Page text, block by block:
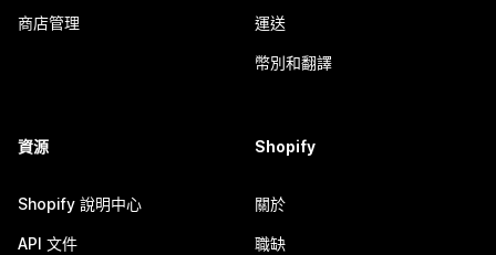
商店管理 運送
幣別和翻譯
資源
Shopify 說明中心
API 文件
Shopify
關於
職缺